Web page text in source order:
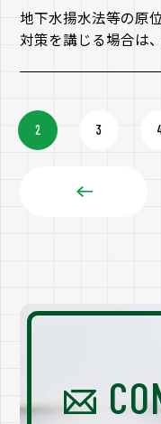
地下水揚水法等の原
対策を講じる場合は
しまうこととなりま
した汚染地下水を処
くなり、水処理施設
とや、処理した水を
用料金等のランニン
2 3